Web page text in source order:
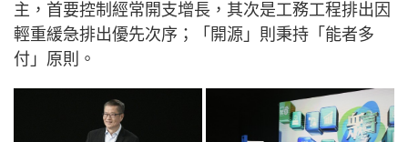
主，首要控制經常開支增長，其次是工務工程排出因
輕重緩急排出優先次序；「開源」則秉持「能者多
付」原則。